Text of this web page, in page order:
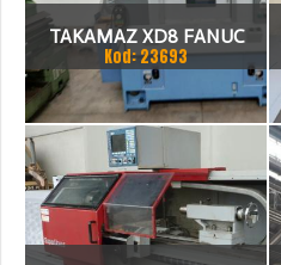
TAKAMAZ XD8 FANUC
21ITA TOKARKA CNC
Kod: 23693